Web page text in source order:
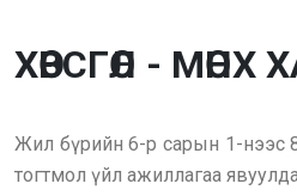
ХӨВСГӨЛ - МӨНХ
Жил бүрийн 6-р сарын 1-нээс
тогтмол үйл ажиллагаа